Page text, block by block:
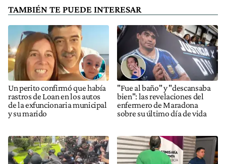
TAMBIÉN TE PUEDE INTERESAR
Un perito confirmó que había
rastros de Loan en los autos
de la exfuncionaria municipal
y su marido
"Fue al baño" y "descansaba
bien": las revelaciones del
enfermero de Maradona
sobre su último día de vida